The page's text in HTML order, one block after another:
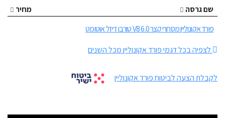
שם גרסה
מחיר
פורד אקונוליין מסחרי קצר 6.0 V8 טורבו דיזל אוטומט
לצפיה בכל דגמי פורד אקונוליין מכל השנים
לקבלת הצעה לביטוח פורד אקונוליין